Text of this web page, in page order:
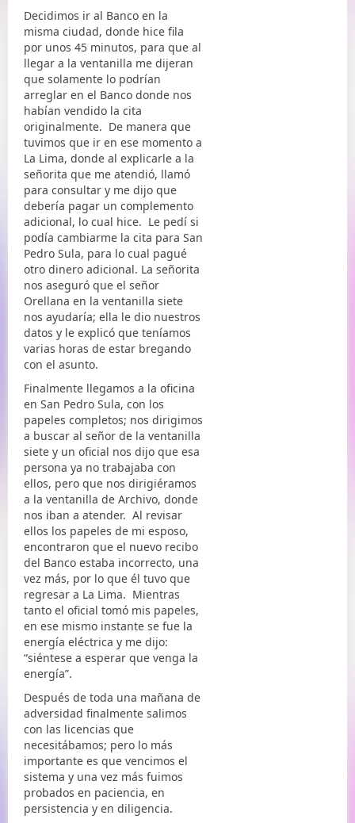
Decidimos ir al Banco en la
misma ciudad, donde hice fila
por unos 45 minutos, para que al
llegar a la ventanilla me dijeran
que solamente lo podrían
arreglar en el Banco donde nos
habían vendido la cita
originalmente. De manera que
tuvimos que ir en ese momento a
La Lima, donde al explicarle a la
señorita que me atendió, llamó
para consultar y me dijo que
debería pagar un complemento
adicional, lo cual hice. Le pedí si
podía cambiarme la cita para San
Pedro Sula, para lo cual pagué
otro dinero adicional. La señorita
nos aseguró que el señor
Orellana en la ventanilla siete
nos ayudaría; ella le dio nuestros
datos y le explicó que teníamos
varias horas de estar bregando
con el asunto.
Finalmente llegamos a la oficina
en San Pedro Sula, con los
papeles completos; nos dirigimos
a buscar al señor de la ventanilla
siete y un oficial nos dijo que esa
persona ya no trabajaba con
ellos, pero que nos dirigiéramos
a la ventanilla de Archivo, donde
nos iban a atender. Al revisar
ellos los papeles de mi esposo,
encontraron que el nuevo recibo
del Banco estaba incorrecto, una
vez más, por lo que él tuvo que
regresar a La Lima. Mientras
tanto el oficial tomó mis papeles,
en ese mismo instante se fue la
energía eléctrica y me dijo:
“siéntese a esperar que venga la
energía”.
Después de toda una mañana de
adversidad finalmente salimos
con las licencias que
necesitábamos; pero lo más
importante es que vencimos el
sistema y una vez más fuimos
probados en paciencia, en
persistencia y en diligencia.